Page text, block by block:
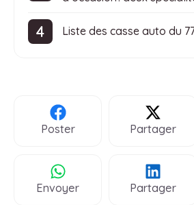
Liste des casse auto du
Poster Partager
Envoyer Partager